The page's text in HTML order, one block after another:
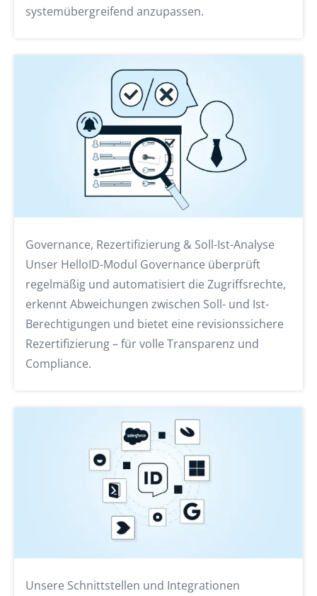
systemübergreifend anzupassen.
Governance, Rezertifizierung & Soll-Ist-Analyse
Unser HelloID-Modul Governance überprüft
regelmäßig und automatisiert die Zugriffsrechte,
erkennt Abweichungen zwischen Soll- und Ist-
Berechtigungen und bietet eine revisionssichere
Rezertifizierung – für volle Transparenz und
Compliance.
Unsere Schnittstellen und Integrationen